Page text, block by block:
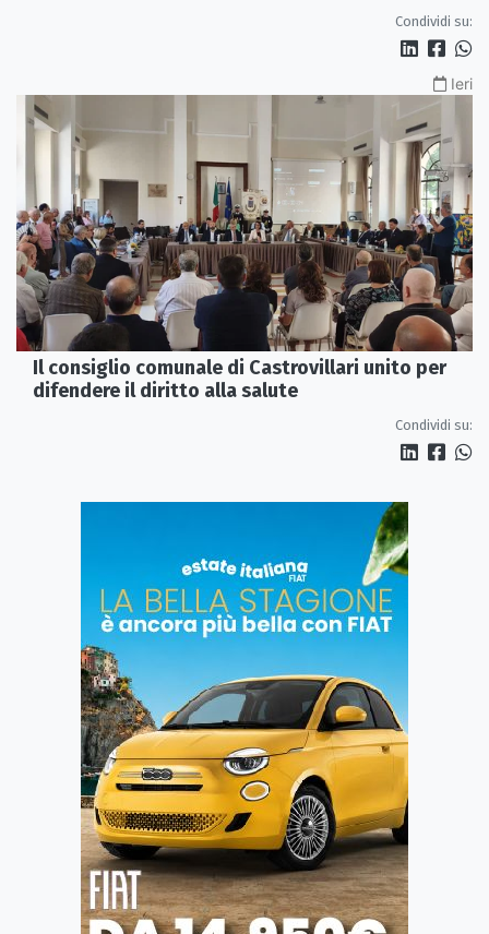
Condividi su:
Ieri
Il consiglio comunale di Castrovillari unito per
difendere il diritto alla salute
Condividi su: